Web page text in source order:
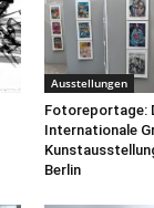
Ausstellungen
Fotoreportage:
Internationale
Berlin